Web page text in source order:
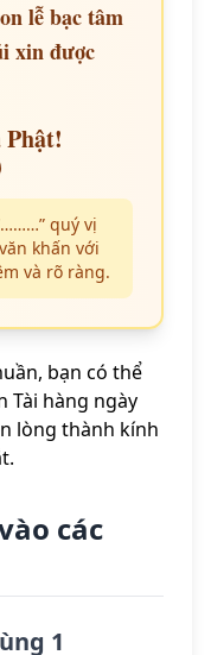
lễ bạc tâm
xin được
quý vị
khấn với
và rõ ràng.
bạn có thể
Tài hàng ngày
lòng thành kính
các
1